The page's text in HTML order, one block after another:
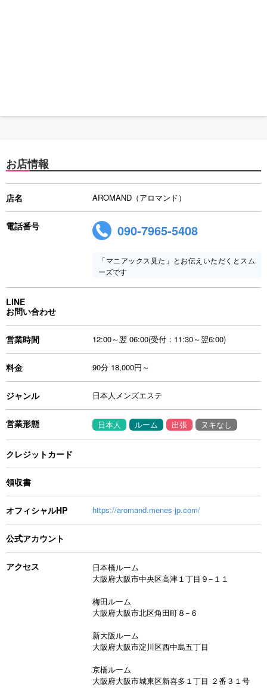
お店情報
店名 AROMAND（アロマンド）
電話番号 090-7965-5408
「マニアックス見た」とお伝えいただくとスム
ーズです
LINE
お問い合わせ
営業時間 12:00～翌 06:00(受付：11:30～翌6:00)
料金 90分 18,000円～
ジャンル 日本人メンズエステ
営業形態 日本人 ルーム 出張 ヌキなし
クレジットカード
領収書
オフィシャルHP https://aromand.menes-jp.com/
公式アカウント
アクセス
日本橋ルーム
大阪府大阪市中央区高津１丁目９−１１
梅田ルーム
大阪府大阪市北区角田町８−６
新大阪ルーム
大阪府大阪市淀川区西中島五丁目
京橋ルーム
大阪府大阪市城東区新喜多１丁目 ２番３１号